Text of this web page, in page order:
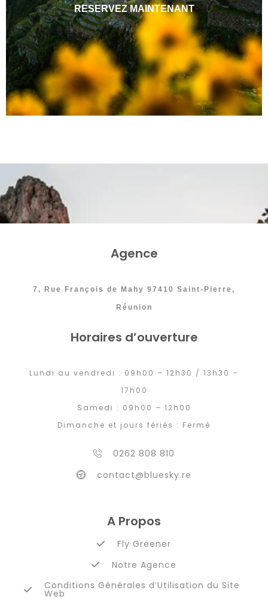
RESERVEZ MAINTENANT
Agence
7, Rue François de Mahy 97410 Saint-Pierre,
Réunion
Horaires d’ouverture
Lundi au vendredi : 09h00 – 12h30 / 13h30 –
17h00
Samedi : 09h00 – 12h00
Dimanche et jours fériés : Fermé
0262 808 810
contact@bluesky.re
A Propos
Fly Greener
Notre Agence
Conditions Générales d’Utilisation du Site
Web